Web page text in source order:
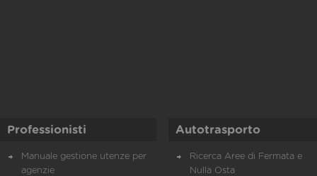
Professionisti
Manuale gestione utenze per
agenzie
Autotrasporto
Ricerca Aree di Fermata e
Nulla Osta